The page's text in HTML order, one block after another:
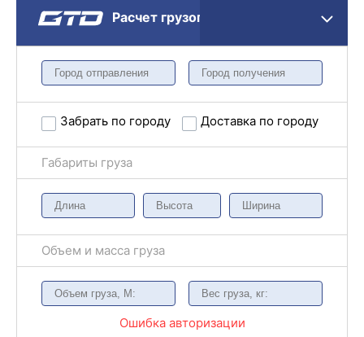
Расчет грузоперевозки
Забрать по городу Доставка по городу
Габариты груза
Объем и масса груза
Ошибка авторизации